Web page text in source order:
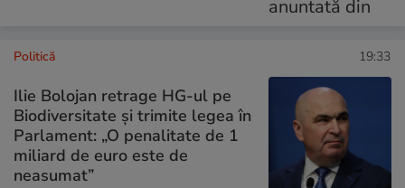
Politică 19:33
Ilie Bolojan retrage HG-ul pe
Biodiversitate și trimite legea în
Parlament: „O penalitate de 1
miliard de euro este de
neasumat”